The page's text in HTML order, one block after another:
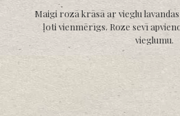
Maigi rozā krāsā ar vieglu
ļoti vienmērīgs. Roze sevī
vieglumu.